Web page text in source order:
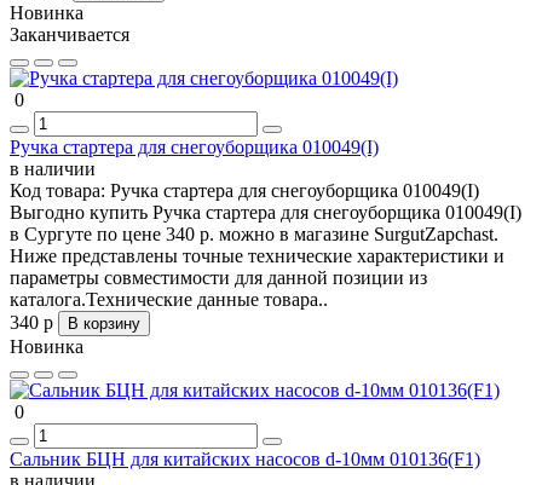
Новинка
Заканчивается
0
Ручка стартера для снегоуборщика 010049(I)
в наличии
Код товара: Ручка стартера для снегоуборщика 010049(I)
Выгодно купить Ручка стартера для снегоуборщика 010049(I)
в Сургуте по цене 340 р. можно в магазине SurgutZapchast.
Ниже представлены точные технические характеристики и
параметры совместимости для данной позиции из
каталога.Технические данные товара..
340 р
В корзину
Новинка
0
Сальник БЦН для китайских насосов d-10мм 010136(F1)
в наличии